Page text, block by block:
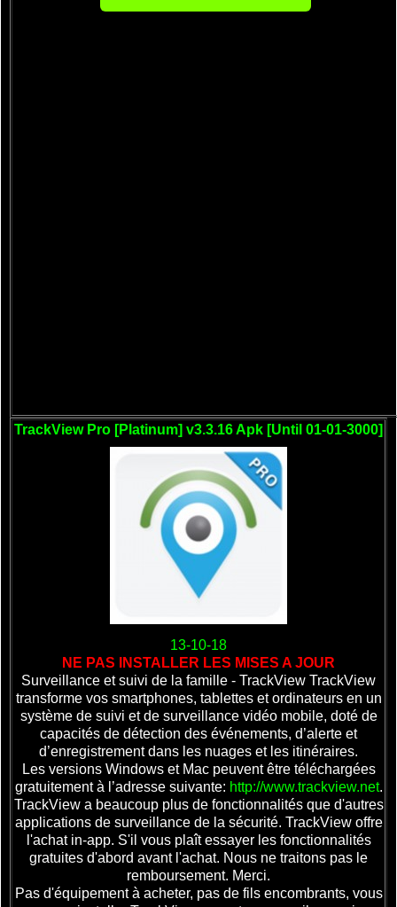
TrackView Pro [Platinum] v3.3.16 Apk [Until 01-01-3000]
13-10-18
NE PAS INSTALLER LES MISES A JOUR
Surveillance et suivi de la famille - TrackView TrackView
transforme vos smartphones, tablettes et ordinateurs en un
système de suivi et de surveillance vidéo mobile, doté de
capacités de détection des événements, d’alerte et
d’enregistrement dans les nuages et les itinéraires.
Les versions Windows et Mac peuvent être téléchargées
gratuitement à l’adresse suivante: http://www.trackview.net.
TrackView a beaucoup plus de fonctionnalités que d'autres
applications de surveillance de la sécurité. TrackView offre
l'achat in-app. S'il vous plaît essayer les fonctionnalités
gratuites d'abord avant l'achat. Nous ne traitons pas le
remboursement. Merci.
Pas d'équipement à acheter, pas de fils encombrants, vous